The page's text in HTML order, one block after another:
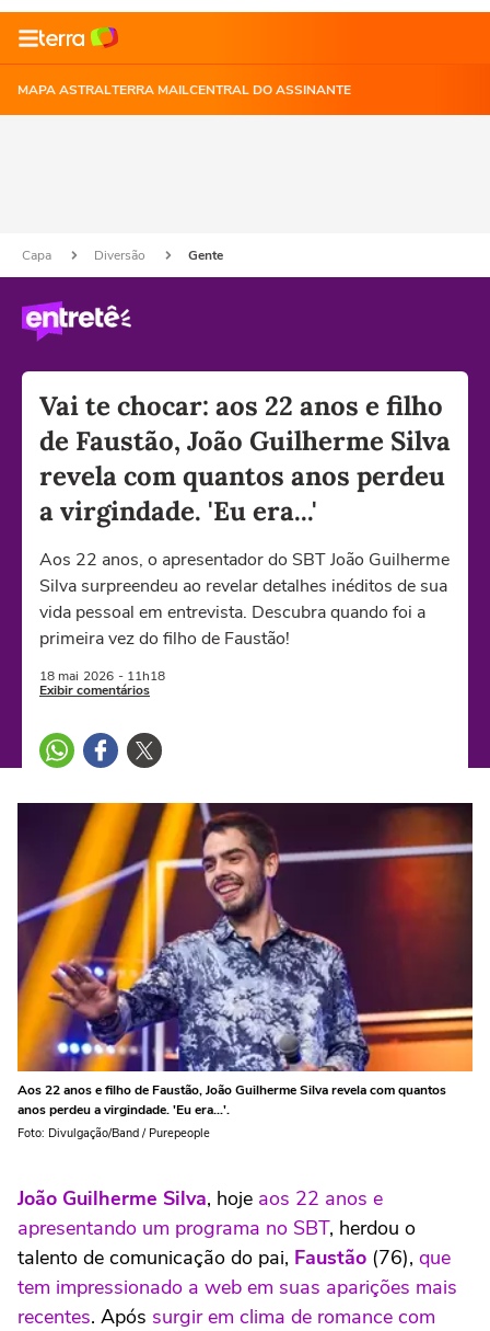
MAPA ASTRALTERRA MAILCENTRAL DO ASSINANTE
Capa Diversão Gente
Vai te chocar: aos 22 anos e filho
de Faustão, João Guilherme Silva
revela com quantos anos perdeu
a virgindade. 'Eu era...'
Aos 22 anos, o apresentador do SBT João Guilherme
Silva surpreendeu ao revelar detalhes inéditos de sua
vida pessoal em entrevista. Descubra quando foi a
primeira vez do filho de Faustão!
18 mai 2026 - 11h18
Exibir comentários
Aos 22 anos e filho de Faustão, João Guilherme Silva revela com quantos
anos perdeu a virgindade. 'Eu era...'.
Foto: Divulgação/Band / Purepeople
João Guilherme Silva, hoje aos 22 anos e
apresentando um programa no SBT, herdou o
talento de comunicação do pai, Faustão (76), que
tem impressionado a web em suas aparições mais
recentes. Após surgir em clima de romance com